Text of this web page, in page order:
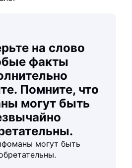
на слово
факты
Помните, что
могут быть
могут быть